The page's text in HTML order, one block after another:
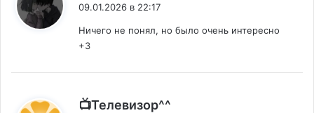
09.01.2026 в 22:17
Ничего не понял, но было очень интересно
+3
📺Телевизор^^